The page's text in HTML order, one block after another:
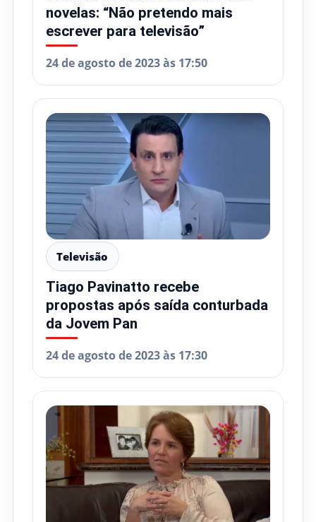
novelas: “Não pretendo mais
escrever para televisão”
24 de agosto de 2023 às 17:50
Televisão
Tiago Pavinatto recebe
propostas após saída conturbada
da Jovem Pan
24 de agosto de 2023 às 17:30